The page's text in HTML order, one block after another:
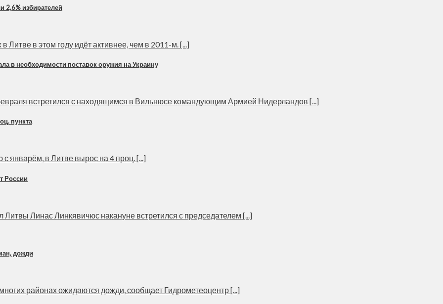
2,6% избирателей
в этом году идёт активнее, чем в 2011-м. [...]
в необходимости поставок оружия на Украину
встретился с находящимся в Вильнюсе командующим Армией Нидерландов [...]
пункта
январём, в Литве вырос на 4 проц. [...]
России
Линас Линкявичюс накануне встретился с председателем [...]
дожди
районах ожидаются дожди, сообщает Гидрометеоцентр [...]